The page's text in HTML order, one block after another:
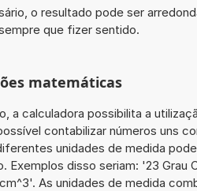
o resultado pode ser
que fizer sentido.
matemáticas
a calculadora possibilita a
contabilizar números uns
unidades de medida
Exemplos disso seriam: '23 Grau
As unidades de medida